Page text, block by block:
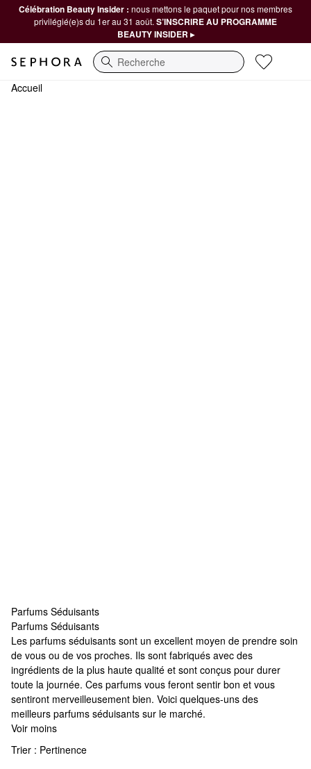
Célébration Beauty Insider : nous mettons le paquet pour nos membres
privilégié(e)s du 1er au 31 août. S’INSCRIRE AU PROGRAMME
BEAUTY INSIDER ▸
Recherche
Accueil
Parfums Séduisants
Parfums Séduisants
Parfums Séduisants
Les parfums séduisants sont un excellent moyen de prendre soin
de vous ou de vos proches. Ils sont fabriqués avec des
ingrédients de la plus haute qualité et sont conçus pour durer
toute la journée. Ces parfums vous feront sentir bon et vous
sentiront merveilleusement bien. Voici quelques-uns des
meilleurs parfums séduisants sur le marché.
Voir moins
Trier : Pertinence